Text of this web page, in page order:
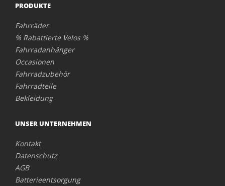
PRODUKTE
Fahrräder
% Rabattierte Velos %
Fahrradanhänger
Occasionen
Fahrradzubehör
Fahrradteile
Bekleidung
UNSER UNTERNEHMEN
Kontakt
Datenschutz
AGB
Batterieentsorgung